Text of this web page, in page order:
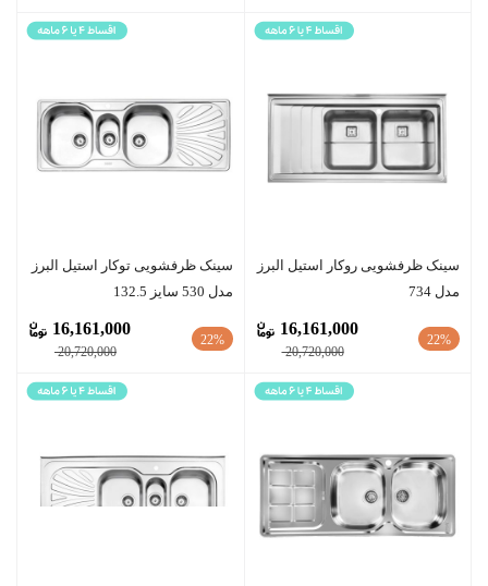
سينک ظرفشویی روکار استیل البرز
مدل 734
22%
20,720,000
16,161,000
سينک ظرفشویی توکار استیل البرز
مدل 530 سایز 132.5
22%
20,720,000
16,161,000